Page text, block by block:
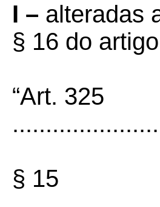
I – alteradas
§ 16 do
“Art. 325
§ 15